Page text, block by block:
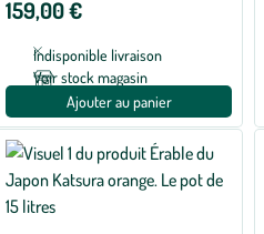
159,00 €
Indisponible livraison
Voir stock magasin
Ajouter au panier